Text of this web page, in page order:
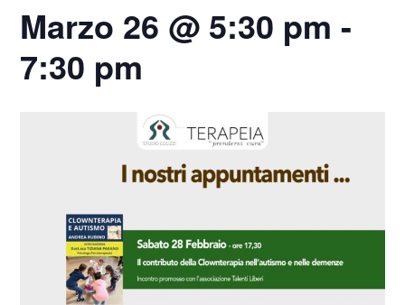
Marzo 26 @ 5:30 pm -
7:30 pm